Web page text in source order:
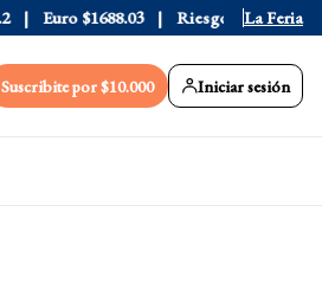
Euro $1688.03 Riesgo País 408
La Feria
Suscribite por $10.000 Iniciar sesión